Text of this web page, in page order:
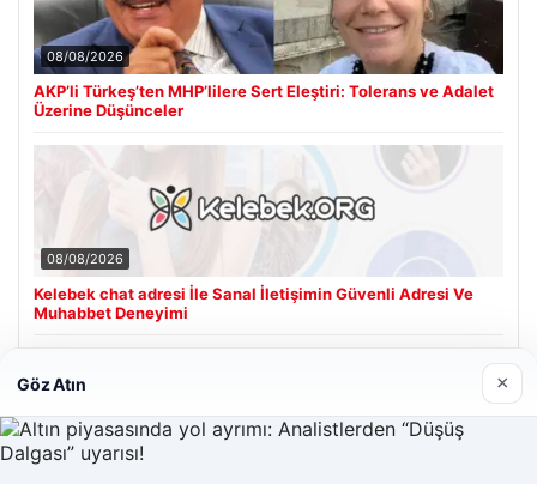
08/08/2026
AKP’li Türkeş’ten MHP’lilere Sert Eleştiri: Tolerans ve Adalet
Üzerine Düşünceler
08/08/2026
Kelebek chat adresi İle Sanal İletişimin Güvenli Adresi Ve
Muhabbet Deneyimi
Cengiz Sigorta
Göz Atın ×